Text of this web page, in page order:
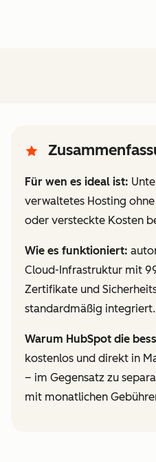
Für wen es ideal ist:
verwaltetes Hosting
oder versteckte Kosten
Wie es funktioniert:
Cloud-Infrastruktur mit
Zertifikate und
standardmäßig integriert.
Warum HubSpot die
kostenlos und direkt in
– im Gegensatz zu
mit monatlichen